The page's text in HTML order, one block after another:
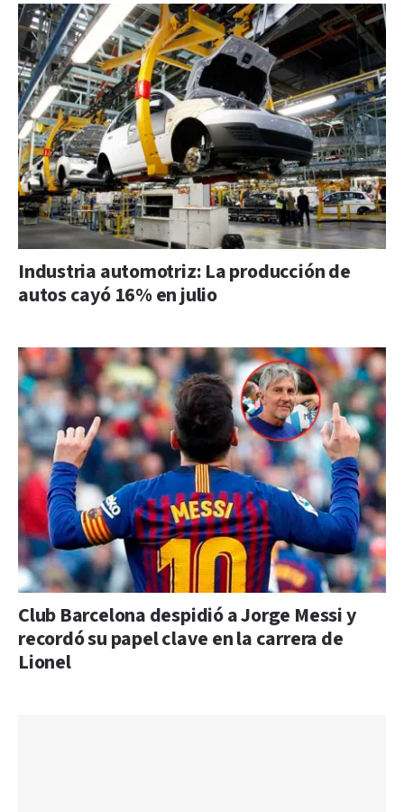
Industria automotriz: La producción de
autos cayó 16% en julio
Club Barcelona despidió a Jorge Messi y
recordó su papel clave en la carrera de
Lionel